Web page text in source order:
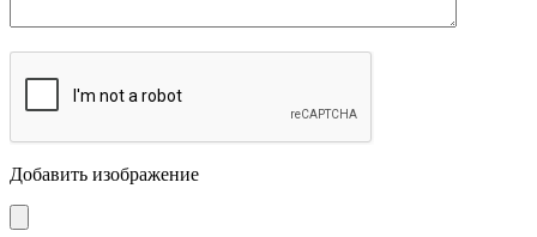
Добавить изображение